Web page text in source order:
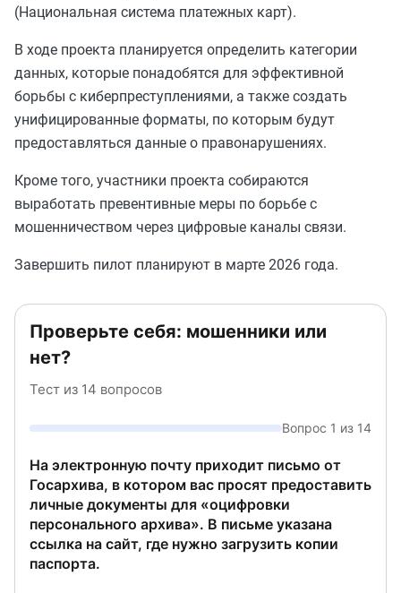
(Национальная система платежных карт).
В ходе проекта планируется определить категории
данных, которые понадобятся для эффективной
борьбы с киберпреступлениями, а также создать
унифицированные форматы, по которым будут
предоставляться данные о правонарушениях.
Кроме того, участники проекта собираются
выработать превентивные меры по борьбе с
мошенничеством через цифровые каналы связи.
Завершить пилот планируют в марте 2026 года.
Проверьте себя: мошенники или
нет?
Тест из 14 вопросов
Вопрос 1 из 14
На электронную почту приходит письмо от
Госархива, в котором вас просят предоставить
личные документы для «оцифровки
персонального архива». В письме указана
ссылка на сайт, где нужно загрузить копии
паспорта.